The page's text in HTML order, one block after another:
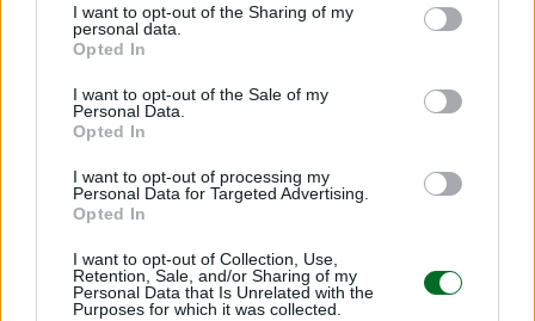
I want to opt-out of the Sharing of my
personal data.
Opted In
I want to opt-out of the Sale of my
Personal Data.
Opted In
I want to opt-out of processing my
Personal Data for Targeted Advertising.
Opted In
I want to opt-out of Collection, Use,
Retention, Sale, and/or Sharing of my
Personal Data that Is Unrelated with the
Purposes for which it was collected.
Disabilità, nuovi servizi online dell'Inps per
il Progetto di vita: chi può fare domanda e
come funziona
Emanuela Meucci
LAVORO E WELFARE
L'Inps presenta i risultati del piano